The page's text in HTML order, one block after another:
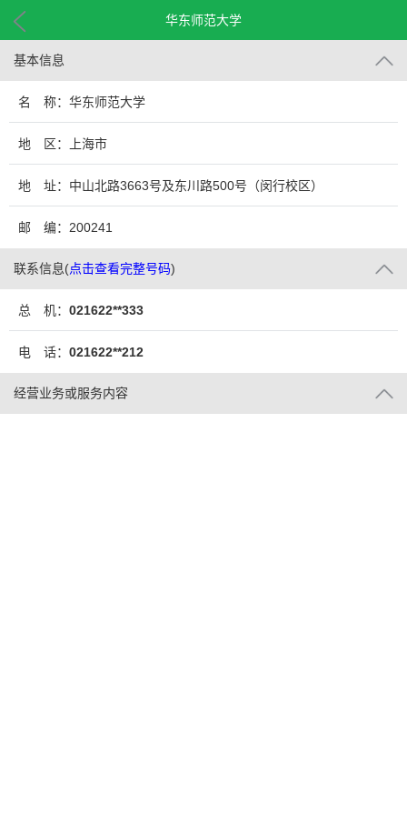
华东师范大学
基本信息
名 称：华东师范大学
地 区：上海市
地 址：中山北路3663号及东川路500号（闵行校区）
邮 编：200241
联系信息(点击查看完整号码)
总 机： 021622**333
电 话： 021622**212
经营业务或服务内容